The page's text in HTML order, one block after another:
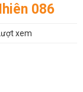
086
xem